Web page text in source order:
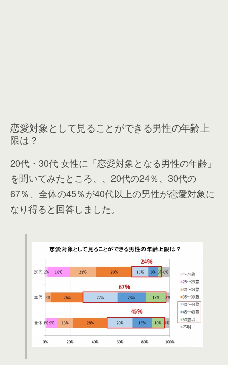
恋愛対象として見ることができる男性の年齢上
限は？
20代・30代 女性に「恋愛対象となる男性の年齢」
を聞いてみたところ、、20代の24％、30代の
67％、全体の45％が40代以上の男性が恋愛対象に
なり得ると回答しました。